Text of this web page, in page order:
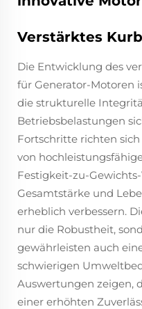
Verstärktes
Die Entwicklung des
für Generator-Motoren
die strukturelle
Betriebsbelastungen
Fortschritte richten
von
Festigkeit-zu-
Gesamtstärke und
erheblich verbessern.
nur die Robustheit,
gewährleisten auch
schwierigen
Auswertungen zeigen,
einer erhöhten